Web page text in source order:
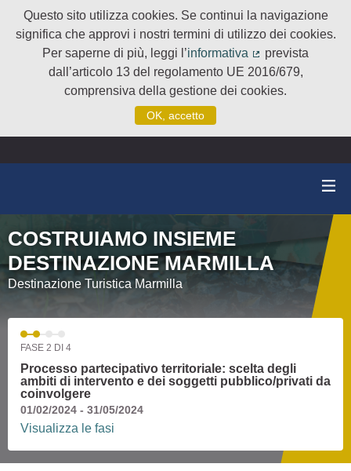
Questo sito utilizza cookies. Se continui la navigazione
significa che approvi i nostri termini di utilizzo dei cookies.
Per saperne di più, leggi l’informativa
(Collegamento
prevista
dall’articolo 13 del regolamento UE 2016/679,
comprensiva della gestione dei cookies.
OK, accetto
COSTRUIAMO INSIEME
DESTINAZIONE MARMILLA
Destinazione Turistica Marmilla
FASE 2 DI 4
Processo partecipativo territoriale: scelta degli
ambiti di intervento e dei soggetti pubblico/privati da
coinvolgere
01/02/2024 - 31/05/2024
Visualizza le fasi